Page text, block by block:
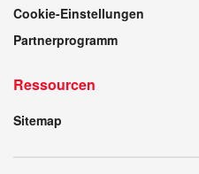
Cookie-Einstellungen
Partnerprogramm
Ressourcen
Sitemap